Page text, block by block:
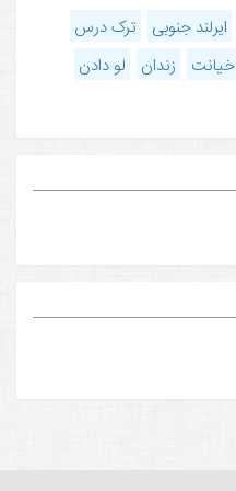
ایرلند جنوبی
ترک درس
خیانت زندان
لو دادن